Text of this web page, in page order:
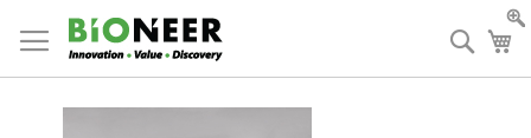
to
Content
검
색